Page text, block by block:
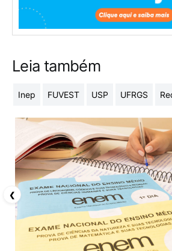
Leia também
Inep FUVEST USP UFRGS
❮